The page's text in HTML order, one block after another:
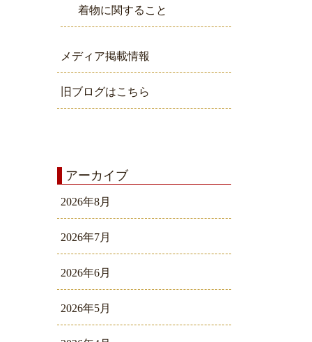
着物に関すること
メディア掲載情報
旧ブログはこちら
アーカイブ
2026年8月
2026年7月
2026年6月
2026年5月